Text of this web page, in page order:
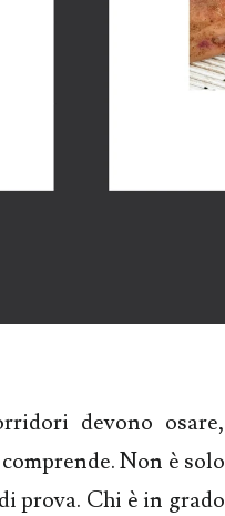
devono osare,
Non è solo
prova. Chi è in grado